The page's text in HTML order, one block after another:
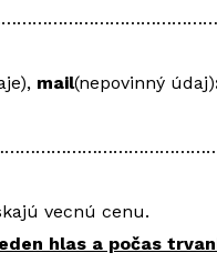
mail(nepovinný údaj)
vecnú cenu.
hlas a počas